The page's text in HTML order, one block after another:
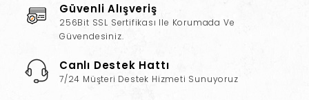
Güvenli Alışveriş
256Bit SSL Sertifikası Ile Korumada Ve
Güvendesiniz.
Canlı Destek Hattı
7/24 Müşteri Destek Hizmeti Sunuyoruz